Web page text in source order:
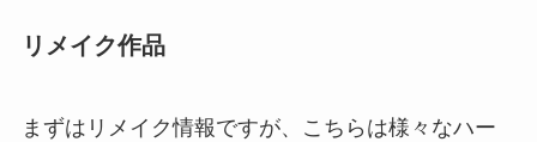
リメイク作品
まずはリメイク情報ですが、こちらは様々なハー